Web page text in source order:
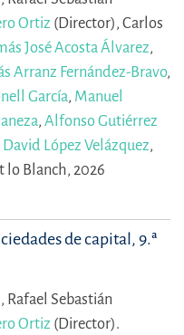
Ortiz (Director), Carlos
José Acosta Álvarez,
Arranz Fernández-Bravo,
García, Manuel
, Alfonso Gutiérrez
David López Velázquez,
lo Blanch, 2026
de capital, 9.ª
Rafael Sebastián
Ortiz (Director).